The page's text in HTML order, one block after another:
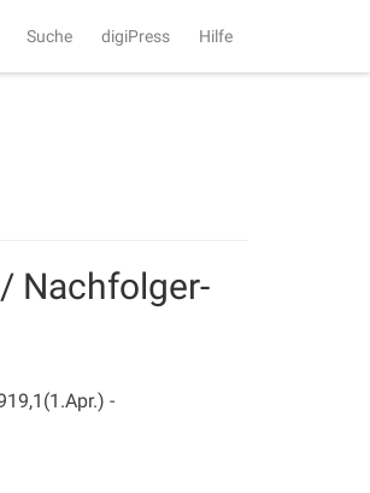
Suche digiPress Hilfe
Nachfolger-
-